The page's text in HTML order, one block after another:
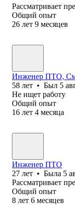
Рассматривает
Общий опыт
26 лет 9 месяцев
Инженер ПТО,
58 лет • Был 5
Не ищет работу
Общий опыт
16 лет 4 месяца
Инженер ПТО
27 лет • Была 5
Рассматривает
Общий опыт
8 лет 6 месяцев